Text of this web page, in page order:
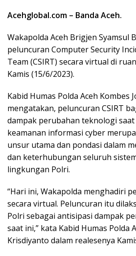
Acehglobal.com – Banda Aceh.
Wakapolda Aceh Brigjen Syamsul
peluncuran Computer Security
Team (CSIRT) secara virtual di
Kamis (15/6/2023).
Kabid Humas Polda Aceh Kombes
mengatakan, peluncuran CSIRT
dampak perubahan teknologi saat
keamanan informasi cyber
unsur utama dan pondasi dalam
dan keterhubungan seluruh
lingkungan Polri.
“Hari ini, Wakapolda menghadiri
secara virtual. Peluncuran itu
Polri sebagai antisipasi dampak
saat ini,” kata Kabid Humas Polda
Krisdiyanto dalam realesenya